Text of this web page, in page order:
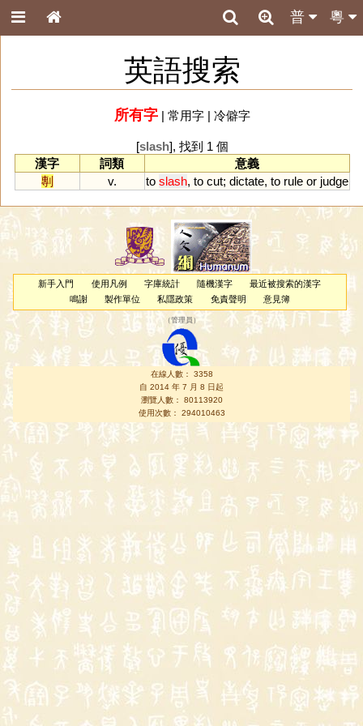
粵
普
英語搜索
所有字| 常用字| 冷僻字
[slash], 找到 1 個
漢字
詞類
意義
剸
v. to slash, to cut; dictate, to rule or judge
新手入門 使用凡例 字庫統計 隨機漢字
最近被搜索的漢字
鳴謝
製作單位 私隱政策 免責聲明 意見簿
（管理員 ）
在線人數： 3358
自 2014 年 7 月 8 日起
瀏覽人數： 80113920
使用次數： 294010463